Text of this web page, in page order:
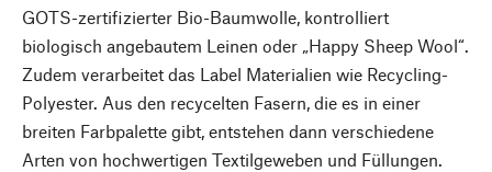
GOTS-zertifizierter Bio-Baumwolle, kontrolliert
biologisch angebautem Leinen oder „Happy Sheep Wool“.
Zudem verarbeitet das Label Materialien wie Recycling-
Polyester. Aus den recycelten Fasern, die es in einer
breiten Farbpalette gibt, entstehen dann verschiedene
Arten von hochwertigen Textilgeweben und Füllungen.